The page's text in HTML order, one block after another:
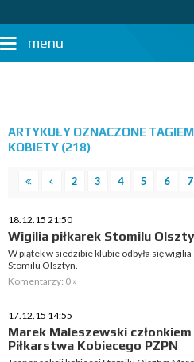
menu
ARTYKUŁY OZNACZONE
KOBIETY (218)
2 3 4 5 6 7
18.12.15 21:50
Wigilia piłkarek Stomilu
W piątek w siedzibie klubie odbyła się
Stomilu Olsztyn.
Komentarzy: 0 »
17.12.15 14:55
Marek Maleszewski
Piłkarstwa Kobiecego PZPN